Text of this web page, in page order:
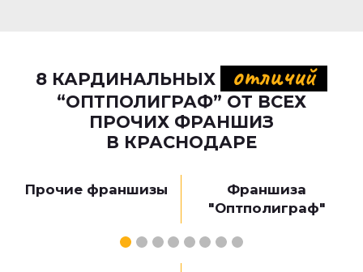
8 КАРДИНАЛЬНЫХ отличий
“ОПТПОЛИГРАФ” ОТ ВСЕХ
ПРОЧИХ ФРАНШИЗ
В КРАСНОДАРЕ
Прочие франшизы
Франшиза
"Оптполиграф"